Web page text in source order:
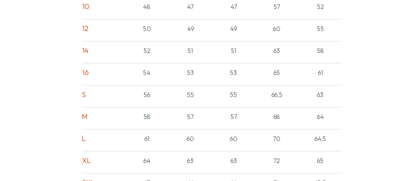
10 48 47 47 57 52
12 50 49 49 60 55
14 52 51 51 63 58
16 54 53 53 65 61
S 56 55 55 66,5 63
M 58 57 57 68 64
L 61 60 60 70 64,5
XL 64 63 63 72 65